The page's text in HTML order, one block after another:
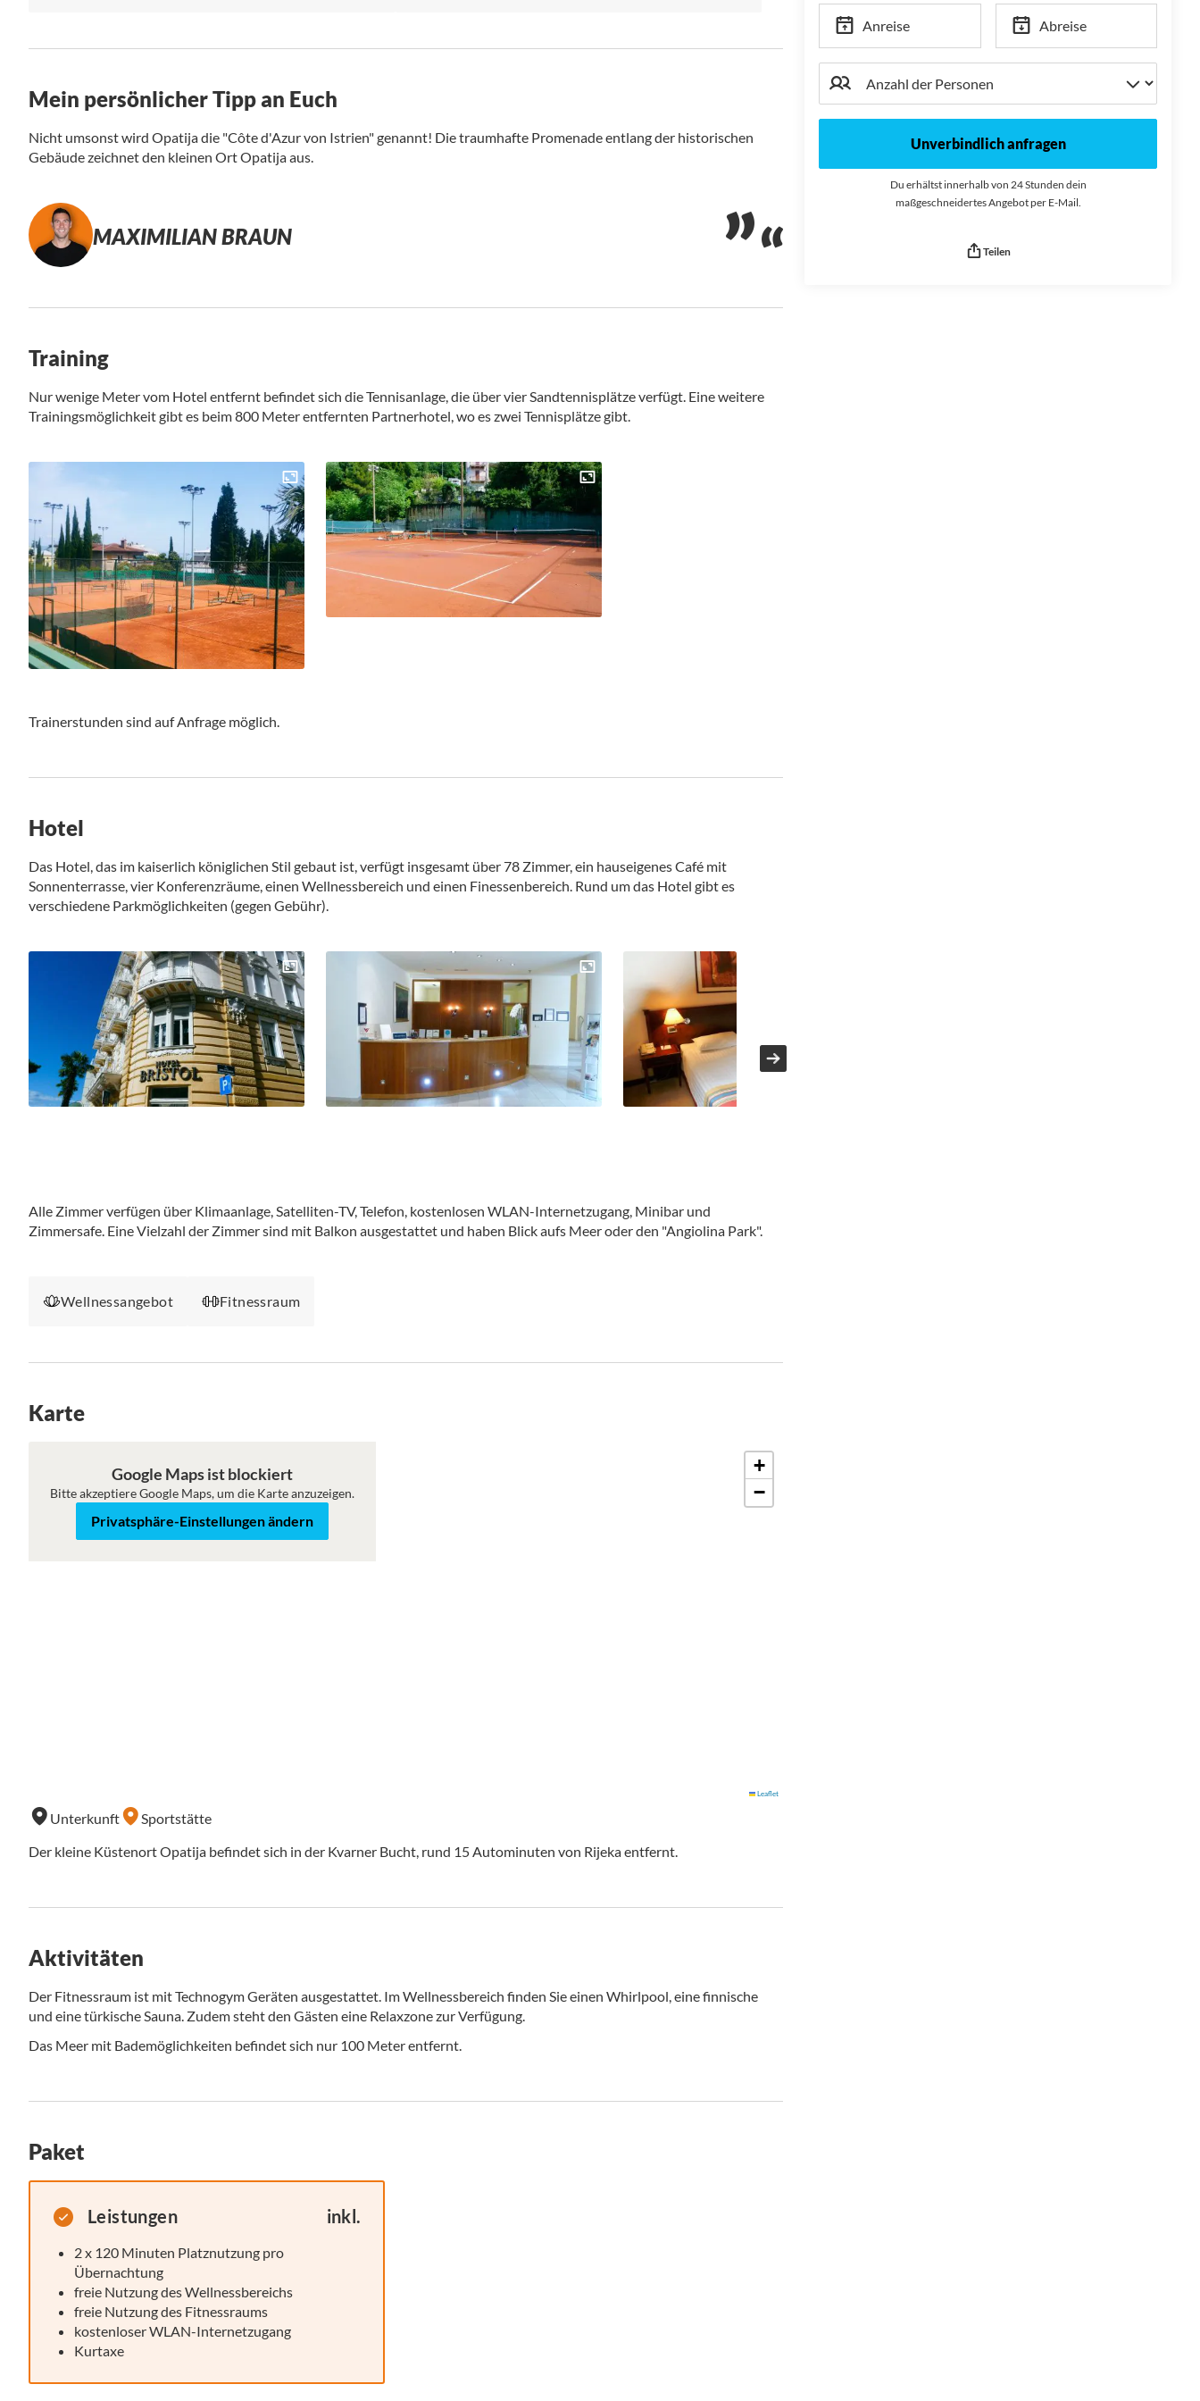
Mein persönlicher Tipp an Euch
Nicht umsonst wird Opatija die "Côte d'Azur von Istrien" genannt! Die traumhafte Promenade entlang der historischen
Gebäude zeichnet den kleinen Ort Opatija aus.
MAXIMILIAN BRAUN
Training
Nur wenige Meter vom Hotel entfernt befindet sich die Tennisanlage, die über vier Sandtennisplätze verfügt. Eine weitere
Trainingsmöglichkeit gibt es beim 800 Meter entfernten Partnerhotel, wo es zwei Tennisplätze gibt.
Trainerstunden sind auf Anfrage möglich.
Hotel
Das Hotel, das im kaiserlich königlichen Stil gebaut ist, verfügt insgesamt über 78 Zimmer, ein hauseigenes Café mit
Sonnenterrasse, vier Konferenzräume, einen Wellnessbereich und einen Finessenbereich. Rund um das Hotel gibt es
verschiedene Parkmöglichkeiten (gegen Gebühr).
Alle Zimmer verfügen über Klimaanlage, Satelliten-TV, Telefon, kostenlosen WLAN-Internetzugang, Minibar und
Zimmersafe. Eine Vielzahl der Zimmer sind mit Balkon ausgestattet und haben Blick aufs Meer oder den "Angiolina Park".
Wellnessangebot Fitnessraum
Karte
Roadmap Satellit
+
−
Leaflet
Google Maps ist blockiert
Bitte akzeptiere Google Maps, um die Karte anzuzeigen.
Privatsphäre-Einstellungen ändern
Unterkunft
Sportstätte
Der kleine Küstenort Opatija befindet sich in der Kvarner Bucht, rund 15 Autominuten von Rijeka entfernt.
Aktivitäten
Der Fitnessraum ist mit Technogym Geräten ausgestattet. Im Wellnessbereich finden Sie einen Whirlpool, eine finnische
und eine türkische Sauna. Zudem steht den Gästen eine Relaxzone zur Verfügung.
Das Meer mit Bademöglichkeiten befindet sich nur 100 Meter entfernt.
Paket
Leistungen inkl.
2 x 120 Minuten Platznutzung pro
Übernachtung
freie Nutzung des Wellnessbereichs
freie Nutzung des Fitnessraums
kostenloser WLAN-Internetzugang
Kurtaxe
Anreise Abreise
Unverbindlich anfragen
Du erhältst innerhalb von 24 Stunden dein
maßgeschneidertes Angebot per E-Mail.
Teilen